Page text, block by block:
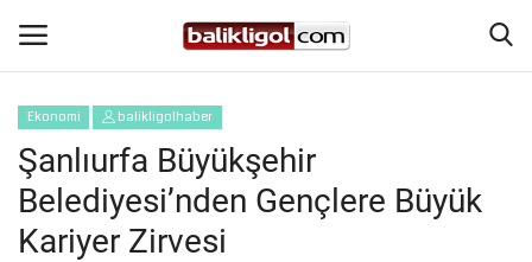
Giriş Yap
Anasayfa
Ekonomi balikligolhaber
Şanlıurfa Büyükşehir
Belediyesi’nden Gençlere Büyük
Kariyer Zirvesi